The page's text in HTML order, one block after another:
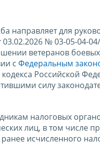
направляет для
№ 03-05-04-
ветеранов
с Федеральным
Российской
силу
налоговых
лиц, в том числе
исчисленного